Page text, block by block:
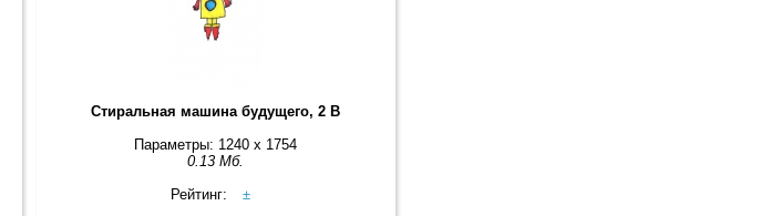
Стиральная машина будущего, 2 В
Параметры: 1240 x 1754
0.13 Мб.
Рейтинг:
±